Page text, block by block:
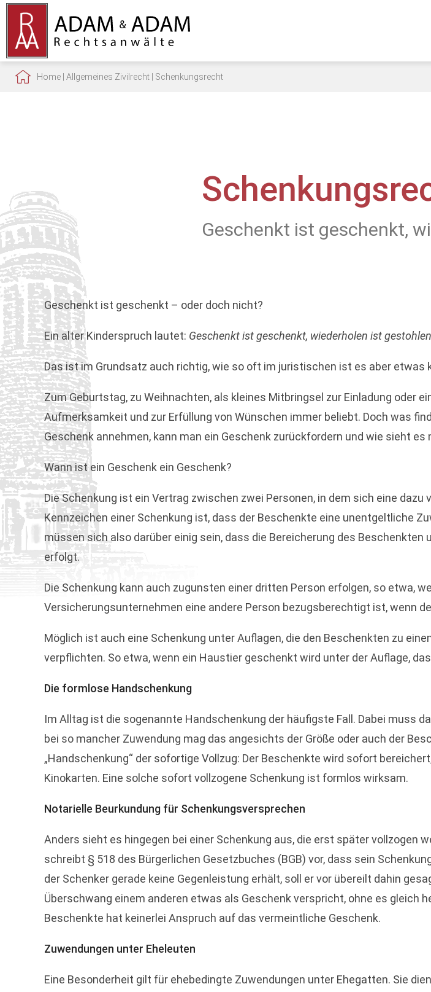
Home Allgemeines Zivilrecht Schenkungsrecht
Geschenkt ist geschenkt,
Geschenkt ist geschenkt – oder doch nicht?
Ein alter Kinderspruch lautet: Geschenkt ist geschenkt, wiederholen ist
Das ist im Grundsatz auch richtig, wie so oft im juristischen ist es aber
Zum Geburtstag, zu Weihnachten, als kleines Mitbringsel zur Einladung oder
Aufmerksamkeit und zur Erfüllung von Wünschen immer beliebt. Doch was
Geschenk annehmen, kann man ein Geschenk zurückfordern und wie sieht
Wann ist ein Geschenk ein Geschenk?
Die Schenkung ist ein Vertrag zwischen zwei Personen, in dem sich eine
Kennzeichen einer Schenkung ist, dass der Beschenkte eine unentgeltliche
müssen sich also darüber einig sein, dass die Bereicherung des
erfolgt.
Die Schenkung kann auch zugunsten einer dritten Person erfolgen, so etwa,
Versicherungsunternehmen eine andere Person bezugsberechtigt ist, wenn
Möglich ist auch eine Schenkung unter Auflagen, die den Beschenkten zu
verpflichten. So etwa, wenn ein Haustier geschenkt wird unter der Auflage,
Die formlose Handschenkung
Im Alltag ist die sogenannte Handschenkung der häufigste Fall. Dabei muss
bei so mancher Zuwendung mag das angesichts der Größe oder auch der
„Handschenkung“ der sofortige Vollzug: Der Beschenkte wird sofort
Kinokarten. Eine solche sofort vollzogene Schenkung ist formlos wirksam.
Notarielle Beurkundung für Schenkungsversprechen
Anders sieht es hingegen bei einer Schenkung aus, die erst später vollzogen
schreibt § 518 des Bürgerlichen Gesetzbuches (BGB) vor, dass sein
der Schenker gerade keine Gegenleistung erhält, soll er vor übereilt dahin
Überschwang einem anderen etwas als Geschenk verspricht, ohne es gleich
Beschenkte hat keinerlei Anspruch auf das vermeintliche Geschenk.
Zuwendungen unter Eheleuten
Eine Besonderheit gilt für ehebedingte Zuwendungen unter Ehegatten. Sie